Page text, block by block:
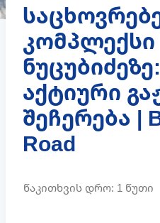
კომპლექსი
აქტიური
შეჩერება |
Road